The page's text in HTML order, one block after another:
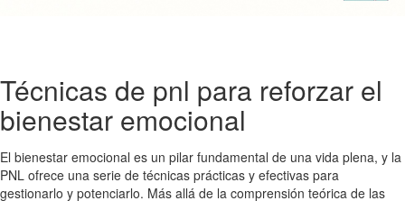
Técnicas de pnl para reforzar el
bienestar emocional
El bienestar emocional es un pilar fundamental de una vida plena, y la
PNL ofrece una serie de técnicas prácticas y efectivas para
gestionarlo y potenciarlo. Más allá de la comprensión teórica de las